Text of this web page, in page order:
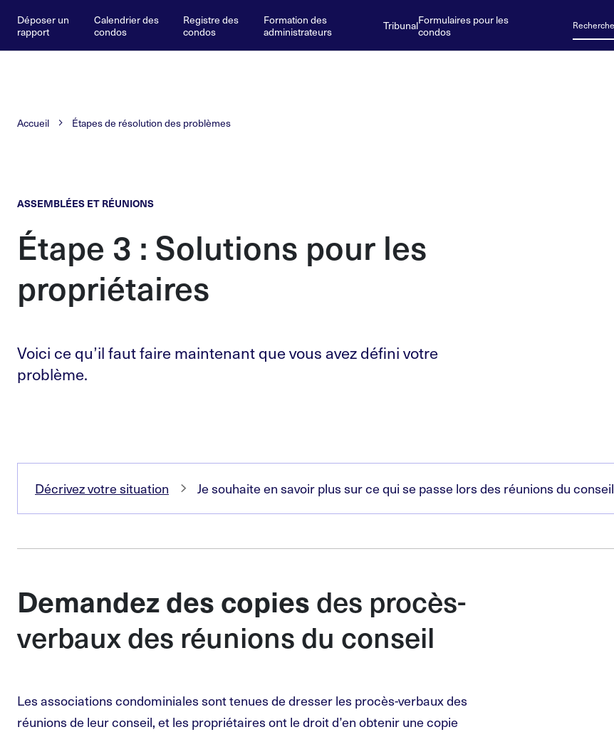
Déposer un
rapport
Calendrier des
condos
Registre des
condos
Formation des
administrateurs
TribunalFormulaires pour les
condos
Accueil Étapes de résolution des problèmes
ASSEMBLÉES ET RÉUNIONS
Étape 3 : Solutions pour les
propriétaires
Voici ce qu’il faut faire maintenant que vous avez défini votre
problème.
Décrivez votre situation Je souhaite en savoir plus sur ce qui se passe lors des réunions du conseil
Demandez des copiesdes procès-
verbaux des réunions du conseil
Les associations condominiales sont tenues de dresser les procès-verbaux des
réunions de leur conseil, et les propriétaires ont le droit d’en obtenir une copie